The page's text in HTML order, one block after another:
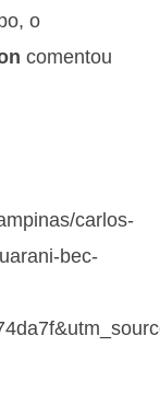
o
comentou
carlos-
bec-